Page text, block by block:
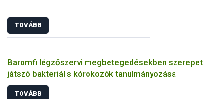
TOVÁBB
Baromfi légzőszervi megbetegedésekben szerepet
játszó bakteriális kórokozók tanulmányozása
TOVÁBB